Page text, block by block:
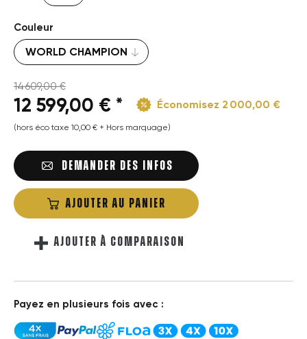
Couleur
14 609,00 €
12 599,00 € * Économisez 2 000,00 €
(hors éco taxe 10,00 € + Hors marquage)
DEMANDER DES INFOS
AJOUTER AU PANIER
AJOUTER À COMPARAISON
Payez en plusieurs fois avec :